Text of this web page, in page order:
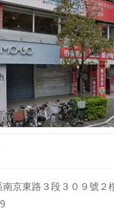
京東路３段３０９號２